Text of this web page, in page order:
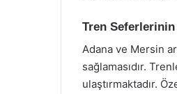
Tren Seferlerinin
Adana ve Mersin
sağlamasıdır.
ulaştırmaktadır.